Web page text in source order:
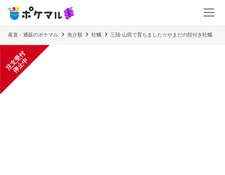
産直・通販のポケマル 魚介類 牡蠣 三陸·山田で育ちました☆やまだの殻付き牡蠣
注
文
受
付
停
止
中